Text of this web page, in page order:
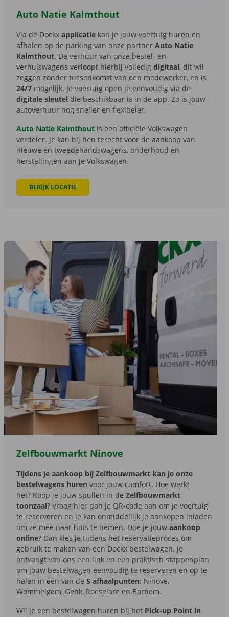
Auto Natie Kalmthout
Via de Dockx applicatie kan je jouw voertuig huren en
afhalen op de parking van onze partner Auto Natie
Kalmthout. De verhuur van onze bestel- en
verhuiswagens verloopt hierbij volledig digitaal, dit wil
zeggen zonder tussenkomst van een medewerker, en is
24/7 mogelijk. Je voertuig open je eenvoudig via de
digitale sleutel die beschikbaar is in de app. Zo is jouw
autoverhuur nog sneller en flexibeler.
Auto Natie Kalmthout is een officiële Volkswagen
verdeler. Je kan bij hen terecht voor de aankoop van
nieuwe en tweedehandswagens, onderhoud en
herstellingen aan je Volkswagen.
BEKIJK LOCATIE
Zelfbouwmarkt Ninove
Tijdens je aankoop bij Zelfbouwmarkt kan je onze
bestelwagens huren voor jouw comfort. Hoe werkt
het? Koop je jouw spullen in de Zelfbouwmarkt
toonzaal? Vraag hier dan je QR-code aan om je voertuig
te reserveren en je kan onmiddellijk je aankopen inladen
om ze mee naar huis te nemen. Doe je jouw aankoop
online? Dan kies je tijdens het reservatieproces om
gebruik te maken van een Dockx bestelwagen. Je
ontvangt van ons een link en een praktisch stappenplan
om jouw bestelwagen eenvoudig te reserveren en op te
halen in één van de 5 afhaalpunten: Ninove,
Wommelgem, Genk, Roeselare en Bornem.
Wil je een bestelwagen huren bij het Pick-up Point in